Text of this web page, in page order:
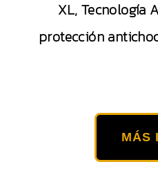
XL, Tecnología
protección
MÁS